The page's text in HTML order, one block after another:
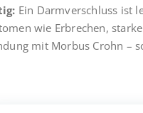
Ein Darmverschluss ist
wie Erbrechen,
mit Morbus Crohn –